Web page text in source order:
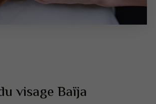
visage Baïja